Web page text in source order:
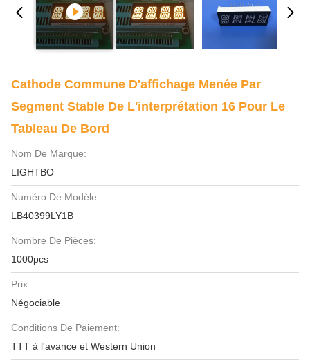
Cathode Commune D'affichage Menée Par
Segment Stable De L'interprétation 16 Pour Le
Tableau De Bord
Nom De Marque:
LIGHTBO
Numéro De Modèle:
LB40399LY1B
Nombre De Pièces:
1000pcs
Prix:
Négociable
Conditions De Paiement:
TTT à l'avance et Western Union